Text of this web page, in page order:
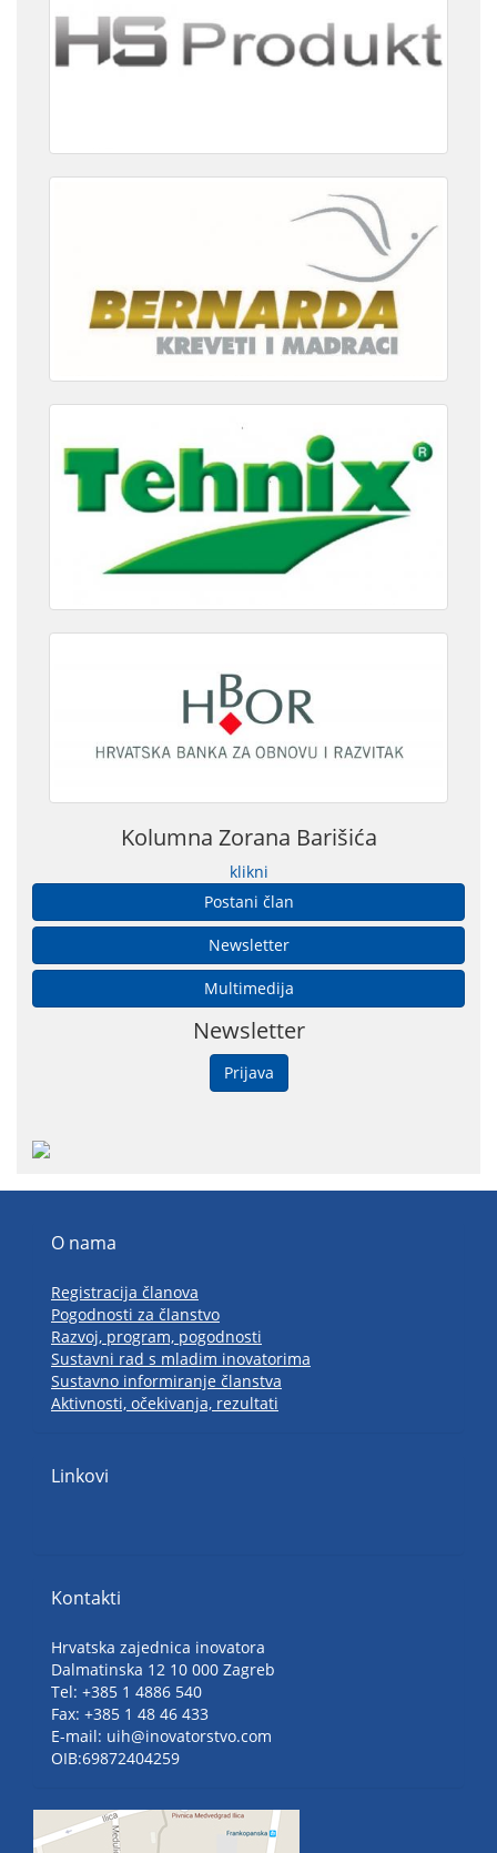
Kolumna Zorana Barišića
klikni
Postani član
Newsletter
Multimedija
Newsletter
Prijava
O nama
Registracija članova
Pogodnosti za članstvo
Razvoj, program, pogodnosti
Sustavni rad s mladim inovatorima
Sustavno informiranje članstva
Aktivnosti, očekivanja, rezultati
Linkovi
Kontakti
Hrvatska zajednica inovatora
Dalmatinska 12 10 000 Zagreb
Tel: +385 1 4886 540
Fax: +385 1 48 46 433
E-mail: uih@inovatorstvo.com
OIB:69872404259